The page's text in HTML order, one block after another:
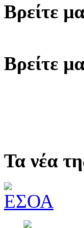
Βρείτε
Βρείτε
Τα νέα